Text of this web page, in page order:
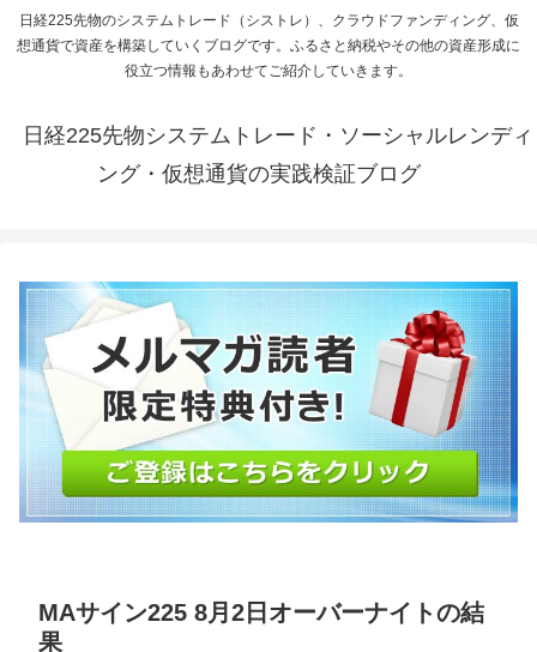
日経225先物のシステムトレード（シストレ）、クラウドファンディング、仮
想通貨で資産を構築していくブログです。ふるさと納税やその他の資産形成に
役立つ情報もあわせてご紹介していきます。
日経225先物システムトレード・ソーシャルレンディ
ング・仮想通貨の実践検証ブログ
MAサイン225 8月2日オーバーナイトの結
果